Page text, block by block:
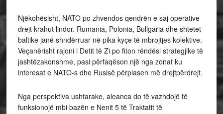
Njëkohësisht, NATO po zhvendos qendrën e saj operative
drejt krahut lindor. Rumania, Polonia, Bullgaria dhe shtetet
baltike janë shndërruar në pika kyçe të mbrojtjes kolektive.
Veçanërisht rajoni i Detit të Zi po fiton rëndësi strategjike të
jashtëzakonshme, pasi përfaqëson një nga zonat ku
interesat e NATO-s dhe Rusisë përplasen më drejtpërdrejt.
Nga perspektiva ushtarake, aleanca do të vazhdojë të
funksionojë mbi bazën e Nenit 5 të Traktatit të